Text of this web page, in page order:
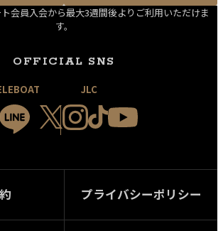
会員入会から最大3週間後よりご利用いただけま
す。
OFFICIAL SNS
JLC
プライバシーポリシー